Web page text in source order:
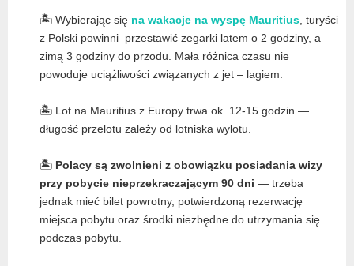
🏝️ Wybierając się na wakacje na wyspę Mauritius , turyści
z Polski powinni przestawić zegarki latem o 2 godziny, a
zimą 3 godziny do przodu. Mała różnica czasu nie
powoduje uciążliwości związanych z jet – lagiem.
🏝️ Lot na Mauritius z Europy trwa ok. 12-15 godzin —
długość przelotu zależy od lotniska wylotu.
🏝️ Polacy są zwolnieni z obowiązku posiadania wizy
przy pobycie nieprzekraczającym 90 dni — trzeba
jednak mieć bilet powrotny, potwierdzoną rezerwację
miejsca pobytu oraz środki niezbędne do utrzymania się
podczas pobytu.